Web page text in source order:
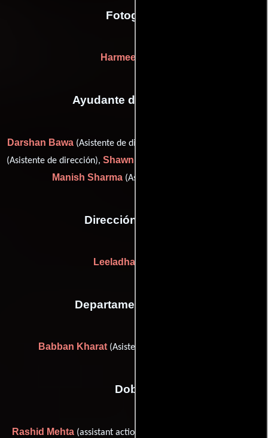
Fotografia
Harmeet Singh
Ayudante de dirección
Darshan Bawa(Asistente de dirección),
(Asistente de dirección), Shawn Jhajj
Manish Sharma(Asistente de dirección)
Dirección artística
Leeladhar Sawant
Departamento de arte
Babban Kharat(Asistente de director artístico)
Dobles
Rashid Mehta(assistant action coordinator),